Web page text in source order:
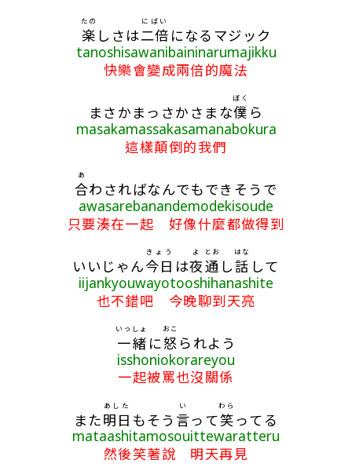
楽
たの
しさは二倍
にばい
になるマジック
tanoshisawanibaininarumajikku
快樂會變成兩倍的魔法
まさかまっさかさまな僕
ぼく
ら
masakamassakasamanabokura
這樣顛倒的我們
合
あ
わさればなんでもできそうで
awasarebanandemodekisoude
只要湊在一起 好像什麼都做得到
いいじゃん今日
きょう
は夜
よ
通
とお
し話
はな
して
iijankyouwayotooshihanashite
也不錯吧 今晚聊到天亮
一緒
いっしょ
に怒
おこ
られよう
isshoniokorareyou
一起被罵也沒關係
また明日
あした
もそう 言
い
って笑
わら
ってる
mataashitamosouittewaratteru
然後笑著說 明天再見